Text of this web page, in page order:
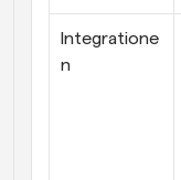
Integratione
n